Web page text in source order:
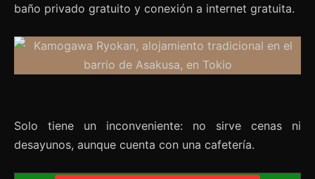
baño privado gratuito y conexión a internet gratuita.
Solo tiene un inconveniente: no sirve cenas ni
desayunos, aunque cuenta con una cafetería.